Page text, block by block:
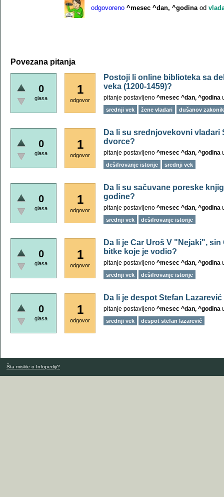
odgovoreno ^mesec ^dan, ^godina od
Povezana pitanja
0
glasa
1
odgovor
Postoji li online biblioteka sa
veka (1200-1459)?
pitanje postavljeno ^mesec ^dan, ^godina
srednji vek žene vladari dušanov zakonik
0
glasa
1
odgovor
Da li su srednjovekovni vladari
dvorce?
pitanje postavljeno ^mesec ^dan, ^godina
dešifrovanje istorije srednji vek
0
glasa
1
odgovor
Da li su sačuvane poreske
godine?
pitanje postavljeno ^mesec ^dan, ^godina
srednji vek dešifrovanje istorije
0
glasa
1
odgovor
Da li je Car Uroš V "Nejaki",
bitke koje je vodio?
pitanje postavljeno ^mesec ^dan, ^godina
srednji vek dešifrovanje istorije
0
glasa
1
odgovor
Da li je despot Stefan
pitanje postavljeno ^mesec ^dan, ^godina
srednji vek despot stefan lazarević
Šta mislite o Infopediji?